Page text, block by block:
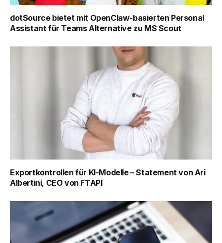
dotSource bietet mit OpenClaw-basierten Personal
Assistant für Teams Alternative zu MS Scout
Exportkontrollen für KI-Modelle – Statement von Ari
Albertini, CEO von FTAPI